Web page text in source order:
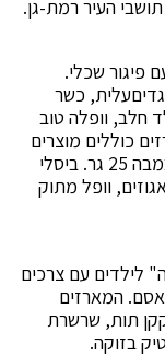
תושבי העיר רמת-גן.
פיגור שכלי.
כשר
חלב, וופלה טוב
כוללים מוצרים
איכותיים תוצרת אסמים, כשר: במבה ליצן, במבה 25 גר. ביסלי
רם אגוזים, וופל מתוק
לילדים עם צרכים
המארזים
תות, שרשרת
בזוקה.